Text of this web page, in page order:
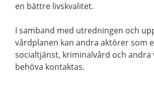
en bättre livskvalitet.
I samband med utredningen och
vårdplanen kan andra aktörer som
socialtjänst, kriminalvård och andra
behöva kontaktas.